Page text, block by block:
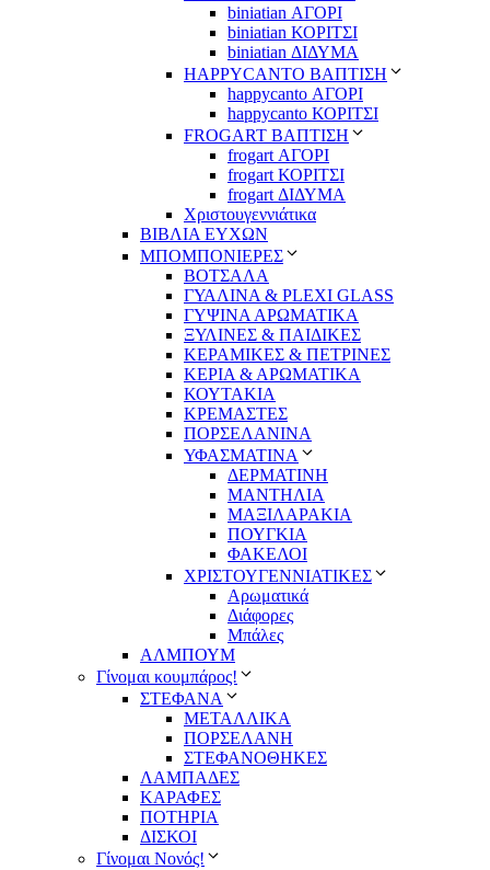
biniatian ΑΓΟΡΙ
biniatian ΚΟΡΙΤΣΙ
biniatian ΔΙΔΥΜΑ
HAPPYCANTO ΒΑΠΤΙΣΗ
happycanto ΑΓΟΡΙ
happycanto ΚΟΡΙΤΣΙ
FROGART ΒΑΠΤΙΣΗ
frogart ΑΓΟΡΙ
frogart ΚΟΡΙΤΣΙ
frogart ΔΙΔΥΜΑ
Χριστουγεννιάτικα
ΒΙΒΛΙΑ ΕΥΧΩΝ
ΜΠΟΜΠΟΝΙΕΡΕΣ
ΒΟΤΣΑΛΑ
ΓΥΑΛΙΝΑ & PLEXI GLASS
ΓΥΨΙΝΑ ΑΡΩΜΑΤΙΚΑ
ΞΥΛΙΝΕΣ & ΠΑΙΔΙΚΕΣ
ΚΕΡΑΜΙΚΕΣ & ΠΕΤΡΙΝΕΣ
ΚΕΡΙΑ & ΑΡΩΜΑΤΙΚΑ
ΚΟΥΤΑΚΙΑ
ΚΡΕΜΑΣΤΕΣ
ΠΟΡΣΕΛΑΝΙΝΑ
ΥΦΑΣΜΑΤΙΝA
ΔΕΡΜΑΤΙΝΗ
ΜΑΝΤΗΛΙΑ
ΜΑΞΙΛΑΡΑΚΙΑ
ΠΟΥΓΚΙΑ
ΦΑΚΕΛΟΙ
ΧΡΙΣΤΟΥΓΕΝΝΙΑΤΙΚΕΣ
Αρωματικά
Διάφορες
Μπάλες
ΑΛΜΠΟΥΜ
Γίνομαι κουμπάρος!
ΣΤΕΦΑΝΑ
ΜΕΤΑΛΛΙΚΑ
ΠΟΡΣΕΛΑΝΗ
ΣΤΕΦΑΝΟΘΗΚΕΣ
ΛΑΜΠΑΔΕΣ
ΚΑΡΑΦΕΣ
ΠΟΤΗΡΙΑ
ΔΙΣΚΟΙ
Γίνομαι Νονός!